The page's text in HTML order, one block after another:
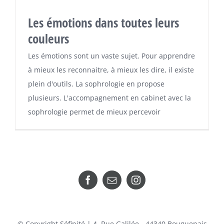
Les émotions dans toutes leurs
couleurs
Les émotions sont un vaste sujet. Pour apprendre
à mieux les reconnaitre, à mieux les dire, il existe
plein d'outils. La sophrologie en propose
plusieurs. L'accompagnement en cabinet avec la
sophrologie permet de mieux percevoir